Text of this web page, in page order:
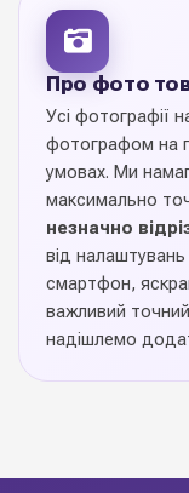
Розмір
Ціна вказана за
Замовлення
кратно
Колекція
Виробник
Сумки FRESH
а естетичний
Про фото
Усі фотографії
фотографом на
умовах. Ми
максимально
незначно
від
смартфон,
важливий
надішлемо